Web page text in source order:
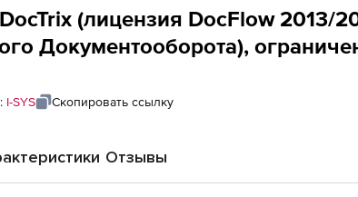
Документооборота),
Дополнит. Клиентская
I-SYS Скопировать ссылку
Отзывы